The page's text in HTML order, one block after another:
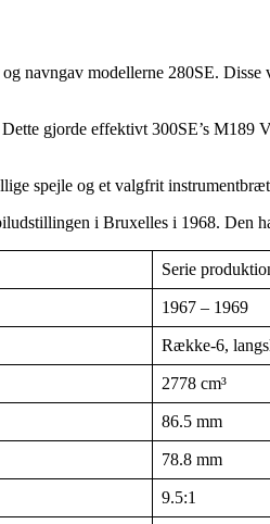
navngav modellerne 280SE.
gjorde effektivt 300SE’s
spejle og et valgfrit
i Bruxelles i 1968. Den
Serie
1967 – 1969
Række-6,
2778 cm³
86.5 mm
78.8 mm
9.5:1